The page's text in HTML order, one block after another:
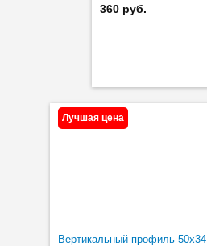
360 руб.
Лучшая цена
Вертикальный профиль 50х34